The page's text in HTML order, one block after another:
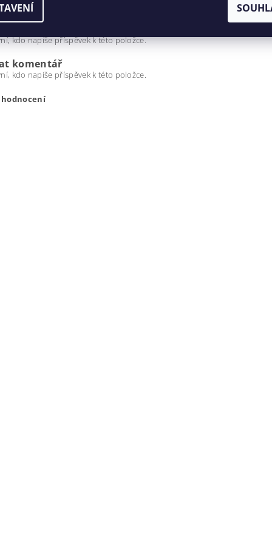
0.5 kg
kdo napíše příspěvek k této položce.
komentář
kdo napíše příspěvek k této položce.